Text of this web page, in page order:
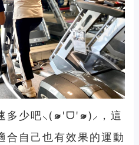
多少吧⸜ (๑'ᗜ'๑) ⸝ ，這
合自己也有效果的運動